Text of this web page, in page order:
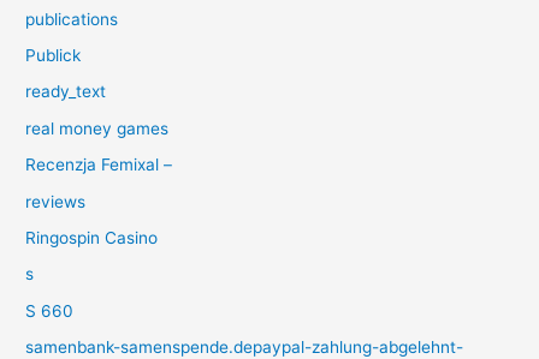
publications
Publick
ready_text
real money games
Recenzja Femixal –
reviews
Ringospin Casino
s
S 660
samenbank-samenspende.depaypal-zahlung-abgelehnt-